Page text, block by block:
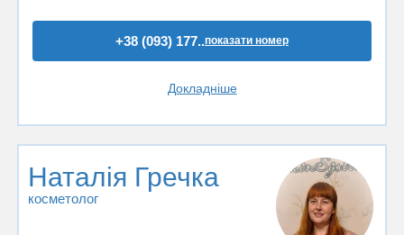
+38 (093) 177..показати номер
Докладніше
Наталія Гречка
косметолог